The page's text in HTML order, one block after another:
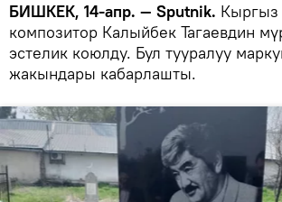
БИШКЕК, 14-апр. — Sputnik. Кыргыз
композитор Калыйбек Тагаевдин
эстелик коюлду. Бул тууралуу
жакындары кабарлашты.